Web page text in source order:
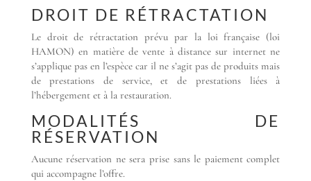
DROIT DE RÉTRACTATION
Le droit de rétractation prévu par la loi française (loi
HAMON) en matière de vente à distance sur internet ne
s’applique pas en l’espèce car il ne s’agit pas de produits mais
de prestations de service, et de prestations liées à
l’hébergement et à la restauration.
MODALITÉS DE
RÉSERVATION
Aucune réservation ne sera prise sans le paiement complet
qui accompagne l’offre.